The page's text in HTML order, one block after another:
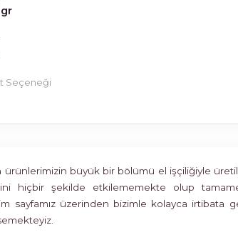
gr
Seçeneği
büyük bir bölümü el işçiliğiyle
hiçbir şekilde etkilememekte olup
sayfamız üzerinden bizimle kolayca